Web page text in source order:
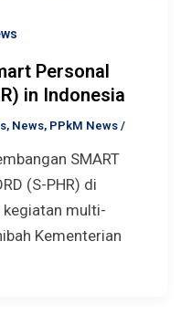
Personal
in Indonesia
, News, PPkM News/
SMART
(S-PHR) di
kegiatan multi-
Kementerian